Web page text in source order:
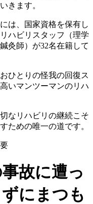
きます。
は、国家資格を保有し
ハビリスタッフ（理学
灸師）が32名在籍して
ひとりの怪我の回復ス
いマンツーマンのリハ
なリハビリの継続こそ
ための唯一の道です。
故に遭っ
にまつも